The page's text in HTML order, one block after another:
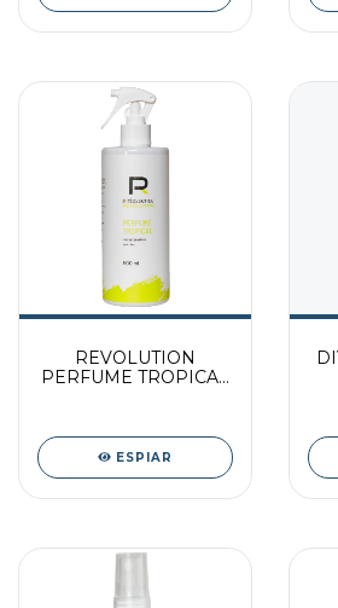
REVOLUTION
PERFUME TROPICAL
ESPIAR